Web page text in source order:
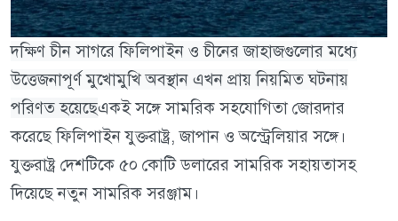
দক্ষিণ চীন সাগরে ফিলিপাইন ও চীনের জাহাজগুলোর মধ্যে
উত্তেজনাপূর্ণ মুখোমুখি অবস্থান এখন প্রায় নিয়মিত ঘটনায়
পরিণত হয়েছেএকই সঙ্গে সামরিক সহযোগিতা জোরদার
করেছে ফিলিপাইন যুক্তরাষ্ট্র, জাপান ও অস্ট্রেলিয়ার সঙ্গে।
যুক্তরাষ্ট্র দেশটিকে ৫০ কোটি ডলারের সামরিক সহায়তাসহ
দিয়েছে নতুন সামরিক সরঞ্জাম।